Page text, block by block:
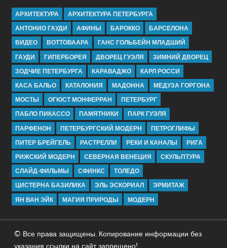
АРХИТЕКТУРА
АРХИТЕКТУРА ПЕТЕРБУРГА
АНТОНИО ГАУДИ
АФИНЫ БАРОККО
БАРСЕЛОНА
ВИДЕО
ВОТТОВААРА
ГАНС ГОЛЬБЕЙН МЛАДШИЙ
ГАУДИ
ГИПЕРБОРЕЯ ДВОРЕЦ ГУЭЛЯ
ЗИМНИЙ ДВОРЕЦ
ЗОДЧИЕ ПЕТЕРБУРГА
КАРАВАДЖО
КАРЛ РОССИ
КАСА БАЛЬО
КАТАЛОНИЯ МАДОННА
МЕДУЗА ГОРГОНА
МОСТЫ
ОГЮСТ МОНФЕРРАН
ПЕТЕРБУРГ
ПАБЛО ПИКАССО
ПАМЯТНИКИ
ПАРК ГУЭЛЯ
ПАРФЕНОН
ПЕТЕРБУРГСКИЙ МОДЕРН
ПЕТРОГЛИФЫ
ПИТЕР БРЕЙГЕЛЬ
РАСТРЕЛЛИ РЕКИ И КАНАЛЫ
РИГА
РИЖСКИЙ МОДЕРН
СЕВЕРНАЯ ВЕНЕЦИЯ
СКУЛЬПТУРА
СЛАЙД-ФИЛЬМЫ
СФИНКС
ТОЛЕДО
ЦИСТЕРНА БАЗИЛИКА
ЭЛЬ ЭСКОРИАЛ
ЭРМИТАЖ
ЯН ВАН ЭЙК
МАГИЯ ПРИРОДЫ МОДЕРН
© Все права защищены. Копирование информации без
указания ссылки на сайт запрещено!